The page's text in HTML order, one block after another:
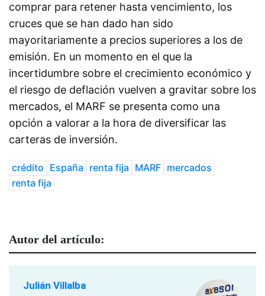
comprar para retener hasta vencimiento, los
cruces que se han dado han sido
mayoritariamente a precios superiores a los de
emisión. En un momento en el que la
incertidumbre sobre el crecimiento económico y
el riesgo de deflación vuelven a gravitar sobre los
mercados, el MARF se presenta como una
opción a valorar a la hora de diversificar las
carteras de inversión.
crédito España renta fija MARF mercados
renta fija
Autor del artículo:
Julián Villalba